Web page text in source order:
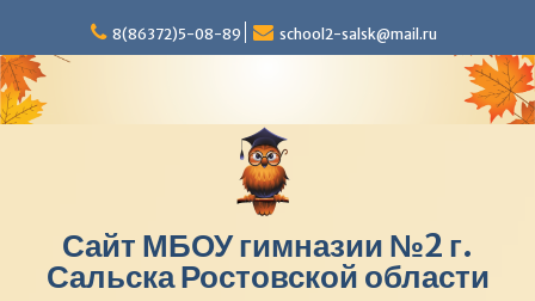
р
е
й
8(86372)5-08-89 school2-salsk@mail.ru
Сайт МБОУ гимназии №2 г.
Сальска Ростовской области